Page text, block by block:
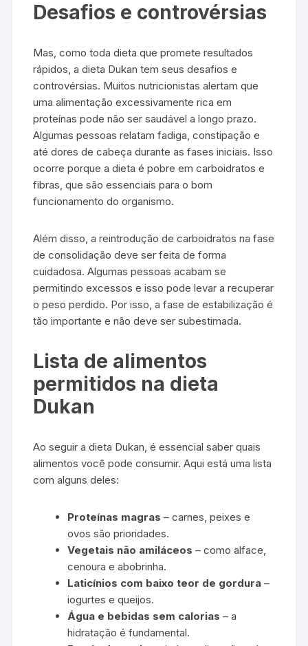
Desafios e controvérsias
Mas, como toda dieta que promete resultados
rápidos, a dieta Dukan tem seus desafios e
controvérsias. Muitos nutricionistas alertam que
uma alimentação excessivamente rica em
proteínas pode não ser saudável a longo prazo.
Algumas pessoas relatam fadiga, constipação e
até dores de cabeça durante as fases iniciais. Isso
ocorre porque a dieta é pobre em carboidratos e
fibras, que são essenciais para o bom
funcionamento do organismo.
Além disso, a reintrodução de carboidratos na fase
de consolidação deve ser feita de forma
cuidadosa. Algumas pessoas acabam se
permitindo excessos e isso pode levar a recuperar
o peso perdido. Por isso, a fase de estabilização é
tão importante e não deve ser subestimada.
Lista de alimentos
permitidos na dieta
Dukan
Ao seguir a dieta Dukan, é essencial saber quais
alimentos você pode consumir. Aqui está uma lista
com alguns deles:
Proteínas magras – carnes, peixes e
ovos são prioridades.
Vegetais não amiláceos – como alface,
cenoura e abobrinha.
Laticínios com baixo teor de gordura –
iogurtes e queijos.
Água e bebidas sem calorias – a
hidratação é fundamental.